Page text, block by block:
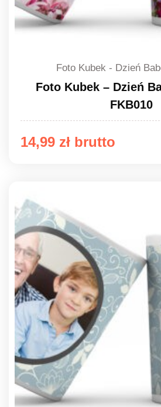
Foto Kubek - Dzień
Foto Kubek – Dzień
FKB010
14,99 zł